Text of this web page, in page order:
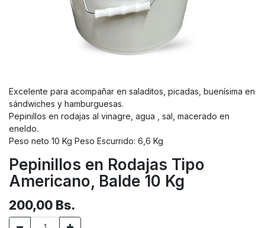
Excelente para acompañar en saladitos, picadas, buenísima en
sándwiches y hamburguesas.
Pepinillos en rodajas al vinagre, agua , sal, macerado en
eneldo.
Peso neto 10 Kg Peso Escurrido: 6,6 Kg
Pepinillos en Rodajas Tipo
Americano, Balde 10 Kg
200,00 Bs.